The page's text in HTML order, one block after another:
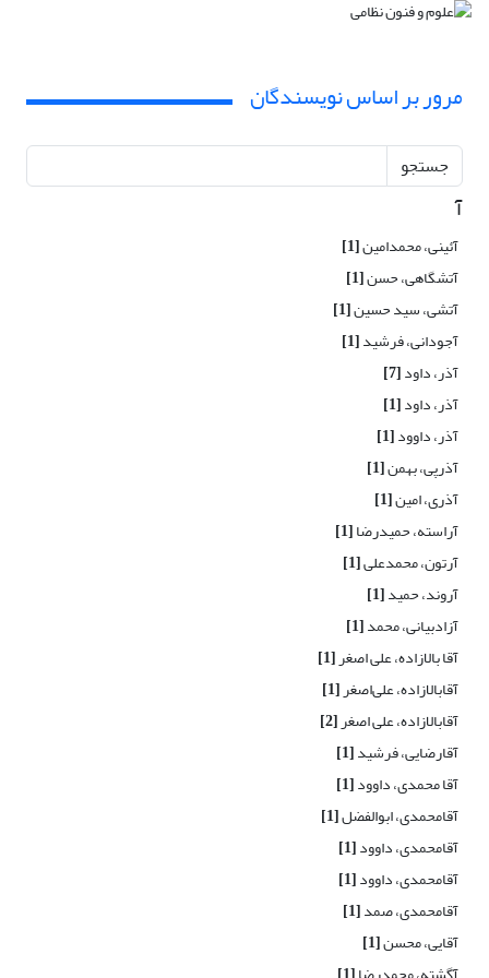
مرور بر اساس نویسندگان
جستجو
آ
آئینی، محمدامین[1]
آتشگاهی، حسن[1]
آتشی، سید حسین[1]
آجودانی، فرشید[1]
آذر، داود[7]
آذر، داود[1]
آذر، داوود[1]
آذرپی، بهمن[1]
آذری، امین[1]
آراسته، حمیدرضا[1]
آرتون، محمدعلی[1]
آروند، حمید[1]
آزادبیانی، محمد[1]
آقا بالازاده، علی اصغر[1]
آقابالازاده، علی‌اصغر[1]
آقابالازاده، علی اصغر[2]
آقارضایی، فرشید[1]
آقا محمدی، داوود[1]
آقامحمدی، ابوالفضل[1]
آقامحمدی، داوود[1]
آقامحمدی، داوود[1]
آقامحمدی، صمد[1]
آقایی، محسن[1]